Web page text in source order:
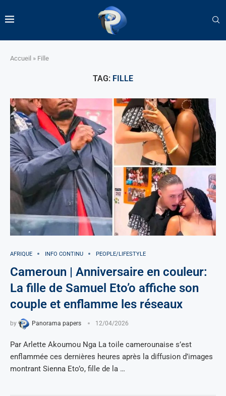
Accueil » Fille
TAG: FILLE
AFRIQUE INFO CONTINU PEOPLE/LIFESTYLE
Cameroun | Anniversaire en couleur:
La fille de Samuel Eto’o affiche son
couple et enflamme les réseaux
by Panorama papers 12/04/2026
Par Arlette Akoumou Nga La toile camerounaise s’est
enflammée ces dernières heures après la diffusion d’images
montrant Sienna Eto’o, fille de la …